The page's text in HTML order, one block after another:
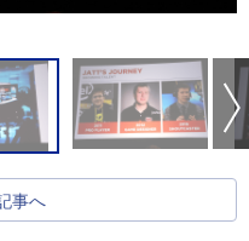
事へ